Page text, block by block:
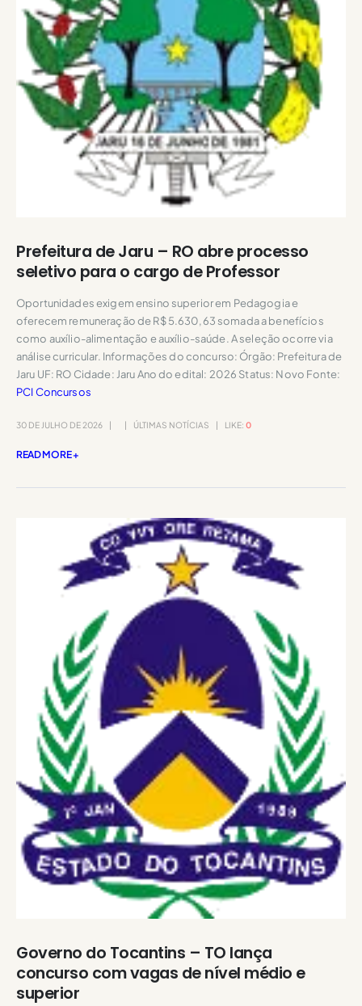
Prefeitura de Jaru – RO abre processo
seletivo para o cargo de Professor
Oportunidades exigem ensino superior em Pedagogia e
oferecem remuneração de R$ 5.630,63 somada a benefícios
como auxílio-alimentação e auxílio-saúde. A seleção ocorre via
análise curricular. Informações do concurso: Órgão: Prefeitura de
Jaru UF: RO Cidade: Jaru Ano do edital: 2026 Status: Novo Fonte:
PCI Concursos
30 DE JULHO DE 2026 ÚLTIMAS NOTÍCIAS LIKE: 0
READ MORE +
Governo do Tocantins – TO lança
concurso com vagas de nível médio e
superior